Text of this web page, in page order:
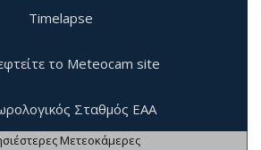
Timelapse
το Meteocam site
Σταθμός ΕΑΑ
Μετεοκάμερες